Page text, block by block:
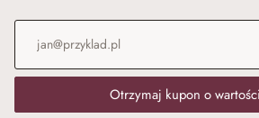
Adres e-mail
Otrzymaj kupon o